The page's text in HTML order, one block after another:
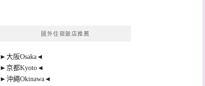
國外住宿飯店推薦
►大阪Osaka◄
►京都Kyoto◄
►沖繩Okinawa◄